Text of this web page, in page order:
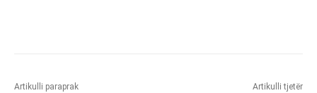
Artikulli paraprak Artikulli tjetër